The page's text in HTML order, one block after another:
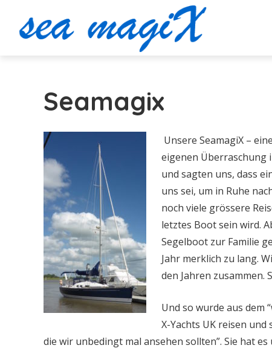
Seamagix
Unsere SeamagiX –
eigenen Überraschung
und sagten uns, dass
uns sei, um in Ruhe
noch viele grössere
letztes Boot sein wird.
Segelboot zur Familie
Jahr merklich zu lang.
den Jahren zusammen.
Und so wurde aus dem
X-Yachts UK reisen und
die wir unbedingt mal ansehen sollten”. Sie hat